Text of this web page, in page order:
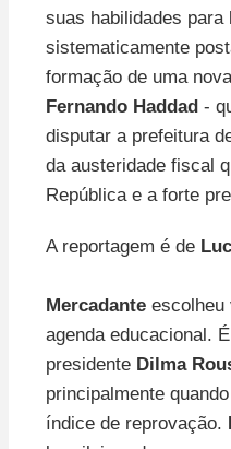
suas habilidades
sistematicamente
formação de uma
Fernando Haddad-
disputar a prefeitura
da austeridade fiscal
República e a forte
A reportagem é de
Mercadante escolheu
agenda educacional.
presidente Dilma
principalmente
índice de reprovação.